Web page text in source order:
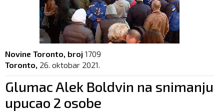
Novine Toronto, broj 1709
Toronto, 26. oktobar 2021.
Glumac Alek Boldvin na snimanju
upucao 2 osobe